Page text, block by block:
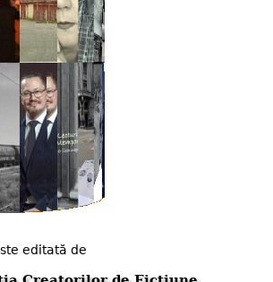
editată de